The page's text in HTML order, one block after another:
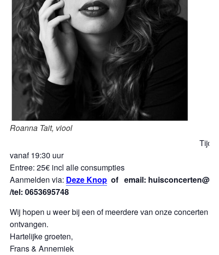
Roanna Tait, viool
Tijd:
vanaf 19:30 uur
Entree: 25€ incl alle consumpties
Aanmelden via: Deze Knop of email:
/tel: 0653695748
Wij hopen u weer bij een of meerdere van onze concerten
ontvangen.
Hartelijke groeten,
Frans & Annemiek